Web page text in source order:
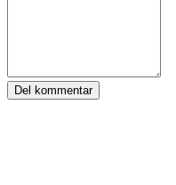
Del kommentar